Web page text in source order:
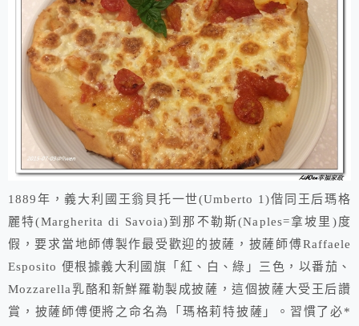
1889年，義大利國王翁貝托一世(Umberto 1)偕同王后瑪格
麗特(Margherita di Savoia)到那不勒斯(Naples=拿坡里)度
假，要求當地師傅製作最受歡迎的披薩，披薩師傅Raffaele
Esposito 便根據義大利國旗「紅、白、綠」三色，以番茄、
Mozzarella乳酪和新鮮羅勒製成披薩，這個披薩大受王后讚
賞，披薩師傅便將之命名為「瑪格莉特披薩」。習慣了必*